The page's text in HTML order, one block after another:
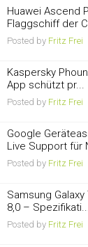
Huawei Ascend
Flaggschiff der
Posted by Fritz Frei
Kaspersky
App schützt pr...
Posted by Fritz Frei
Google
Live Support für
Posted by Fritz Frei
Samsung Galaxy
8,0 –
Posted by Fritz Frei